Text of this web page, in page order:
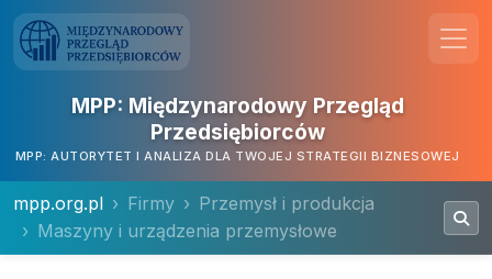
MPP: Międzynarodowy Przegląd
Przedsiębiorców
MPP: AUTORYTET I ANALIZA DLA TWOJEJ STRATEGII BIZNESOWEJ
mpp.org.pl Firmy
Przemysł i produkcja
Maszyny i urządzenia przemysłowe